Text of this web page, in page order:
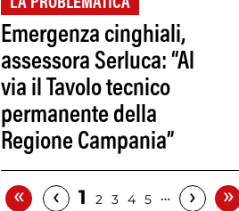
LA PROBLEMATICA
Emergenza cinghiali,
assessora Serluca: “Al
via il Tavolo tecnico
permanente della
Regione Campania”
« ‹ 1 2 3 4 5 … › »